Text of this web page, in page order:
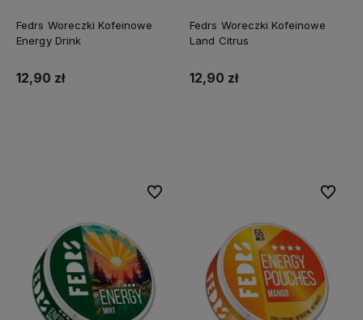
Fedrs Woreczki Kofeinowe
Energy Drink
12,90 zł
Fedrs Woreczki Kofeinowe
Land Citrus
12,90 zł
Do ulubionych Do